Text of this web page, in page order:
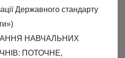
Державного стандарту
НАВЧАЛЬНИХ
ПОТОЧНЕ,